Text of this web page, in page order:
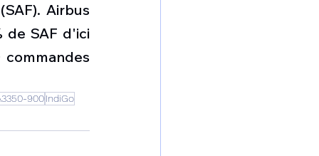
Airbus
de SAF d'ici
900IndiGo